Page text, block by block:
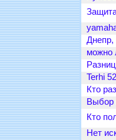
Днепр,
можно
Terhi
Кто
Выбор
Кто
Нет